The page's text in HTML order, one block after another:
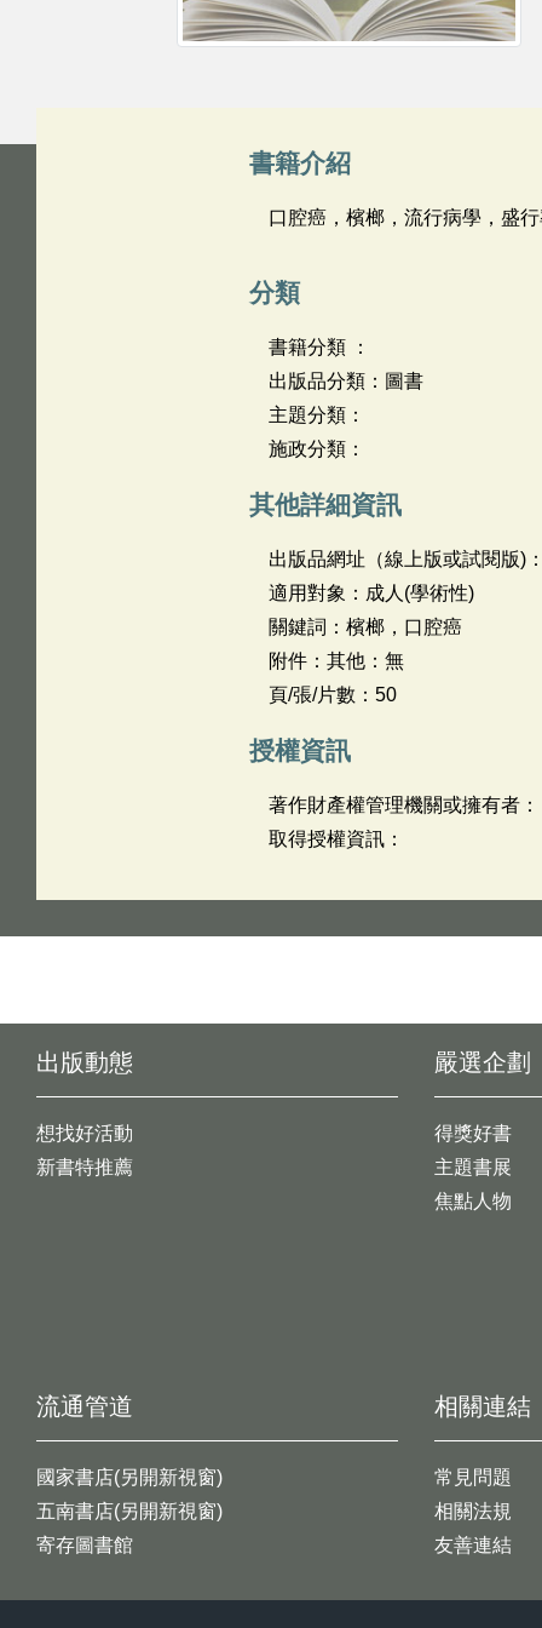
書籍介紹
口腔癌，檳榔，流行病學，盛
分類
書籍分類 ：
出版品分類：圖書
主題分類：
施政分類：
其他詳細資訊
出版品網址（線上版或試閱版)
適用對象：成人(學術性)
關鍵詞：檳榔，口腔癌
附件：其他：無
頁/張/片數：50
授權資訊
著作財產權管理機關或擁有者：
取得授權資訊：
出版動態
想找好活動
新書特推薦
嚴選企劃
得獎好書
主題書展
焦點人物
流通管道
國家書店(另開新視窗)
五南書店(另開新視窗)
寄存圖書館
相關連結
常見問題
相關法規
友善連結